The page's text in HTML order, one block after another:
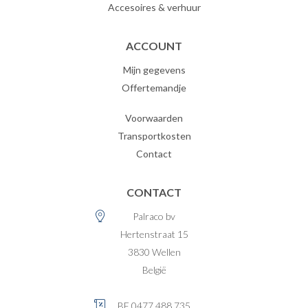
Accesoires & verhuur
ACCOUNT
Mijn gegevens
Offertemandje
Voorwaarden
Transportkosten
Contact
CONTACT
Palraco bv
Hertenstraat 15
3830 Wellen
België